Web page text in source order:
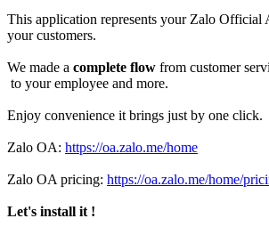
This application represents your Zalo Official
your customers.
We made a complete flow from customer
to your employee and more.
Enjoy convenience it brings just by one click.
Zalo OA: https://oa.zalo.me/home
Zalo OA pricing: https://oa.zalo.me/home/
Let's install it !